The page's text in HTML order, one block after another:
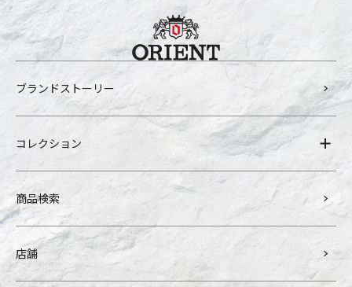
ブランドストーリー
コレクション
商品検索
店舗